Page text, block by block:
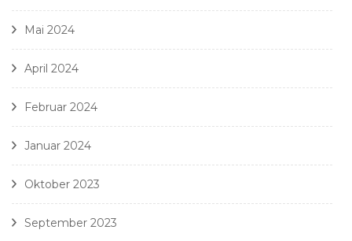
Mai 2024
April 2024
Februar 2024
Januar 2024
Oktober 2023
September 2023